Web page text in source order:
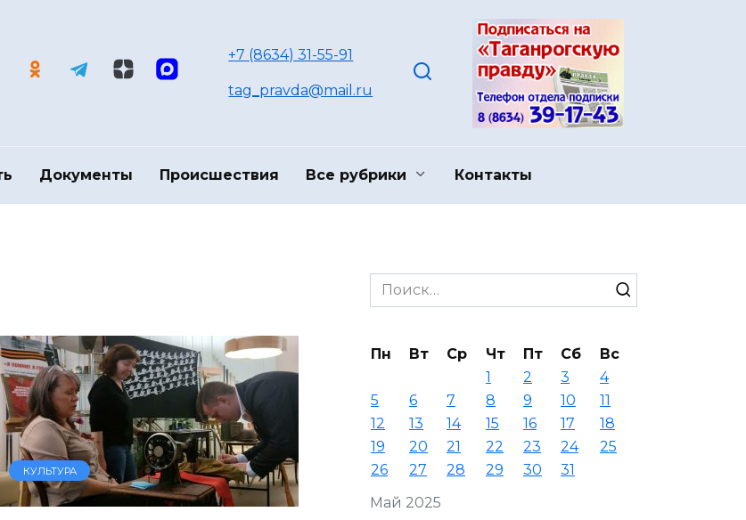
+7 (8634) 31-55-91
tag_pravda@mail.ru
Документы Происшествия Все рубрики Контакты
КУЛЬТУРА
Search
for:
Май 2025
Пн Вт Ср Чт Пт Сб
Вс
1
2 3
4
5
6 7 8 9 10
11
12
13 14 15 16 17
18
19
20 21 22 23 24
25
26
27 28 29 30 31